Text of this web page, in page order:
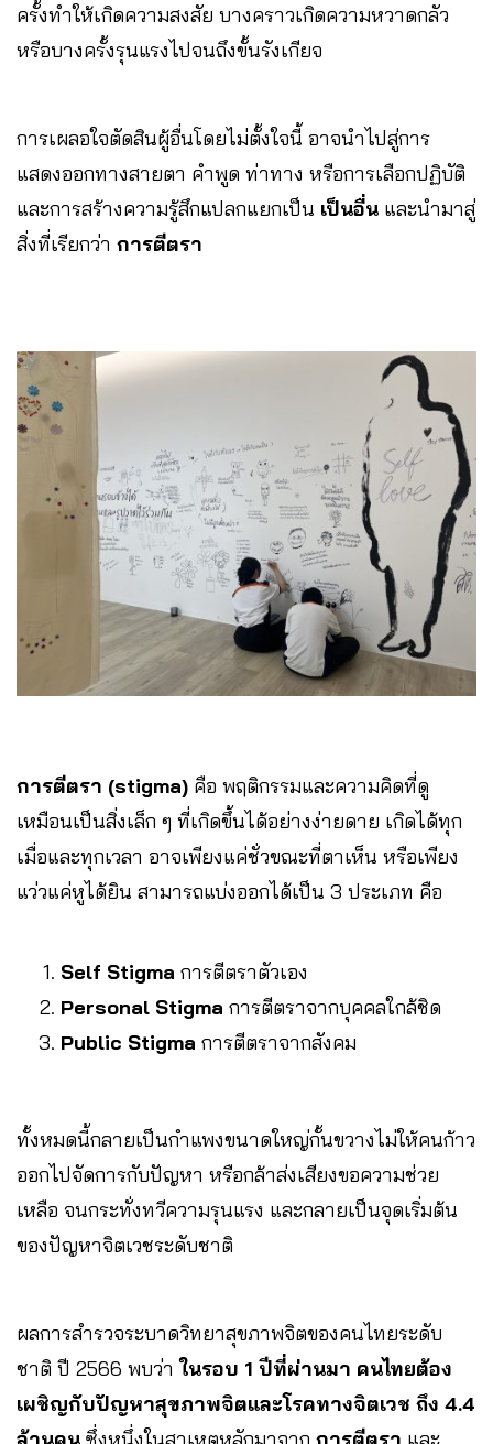
ครั้งทำให้เกิดความสงสัย บางคราวเกิดความหวาดกลัว
หรือบางครั้งรุนแรงไปจนถึงขั้นรังเกียจ
การเผลอใจตัดสินผู้อื่นโดยไม่ตั้งใจนี้ อาจนำไปสู่การ
แสดงออกทางสายตา คำพูด ท่าทาง หรือการเลือกปฏิบัติ
และการสร้างความรู้สึกแปลกแยกเป็น เป็นอื่น และนำมาสู่
สิ่งที่เรียกว่า การตีตรา
การตีตรา (stigma) คือ พฤติกรรมและความคิดที่ดู
เหมือนเป็นสิ่งเล็ก ๆ ที่เกิดขึ้นได้อย่างง่ายดาย เกิดได้ทุก
เมื่อและทุกเวลา อาจเพียงแค่ชั่วขณะที่ตาเห็น หรือเพียง
แว่วแค่หูได้ยิน สามารถแบ่งออกได้เป็น 3 ประเภท คือ
Self Stigma การตีตราตัวเอง
Personal Stigma การตีตราจากบุคคลใกล้ชิด
Public Stigma การตีตราจากสังคม
ทั้งหมดนี้กลายเป็นกำแพงขนาดใหญ่กั้นขวางไม่ให้คนก้าว
ออกไปจัดการกับปัญหา หรือกล้าส่งเสียงขอความช่วย
เหลือ จนกระทั่งทวีความรุนแรง และกลายเป็นจุดเริ่มต้น
ของปัญหาจิตเวชระดับชาติ
ผลการสำรวจระบาดวิทยาสุขภาพจิตของคนไทยระดับ
ชาติ ปี 2566 พบว่าในรอบ 1 ปีที่ผ่านมา คนไทยต้อง
เผชิญกับปัญหาสุขภาพจิตและโรคทางจิตเวช ถึง 4.4